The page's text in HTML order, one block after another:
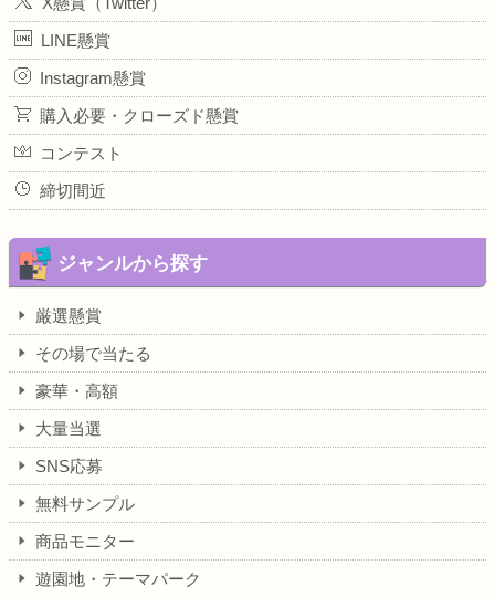
LINE懸賞
Instagram懸賞
購入必要・クローズド懸賞
コンテスト
締切間近
ジャンルから探す
厳選懸賞
その場で当たる
豪華・高額
大量当選
SNS応募
無料サンプル
商品モニター
遊園地・テーマパーク